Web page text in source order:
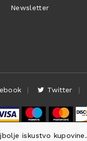
iskustvo kupovine.
Newsletter
Twitter